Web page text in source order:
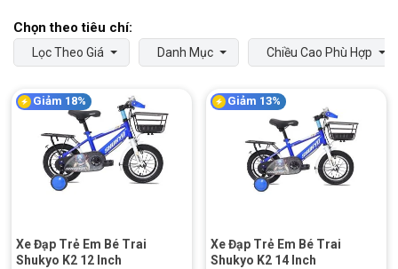
Lọc Theo Giá Danh Mục Chiều Cao Phù Hợp
Giảm 18%
Xe Đạp Trẻ Em Bé Trai
Shukyo K2 12 Inch
Giảm 13%
Xe Đạp Trẻ Em Bé Trai
Shukyo K2 14 Inch